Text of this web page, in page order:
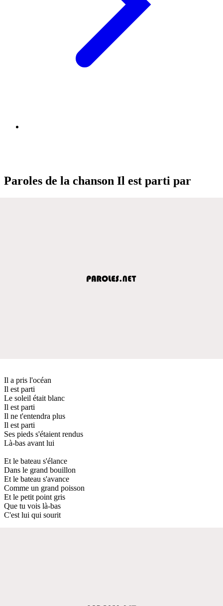
Paroles de la chanson Il est parti par
Il a pris l'océan
Il est parti
Le soleil était blanc
Il est parti
Il ne t'entendra plus
Il est parti
Ses pieds s'étaient rendus
Là-bas avant lui
Et le bateau s'élance
Dans le grand bouillon
Et le bateau s'avance
Comme un grand poisson
Et le petit point gris
Que tu vois là-bas
C'est lui qui sourit